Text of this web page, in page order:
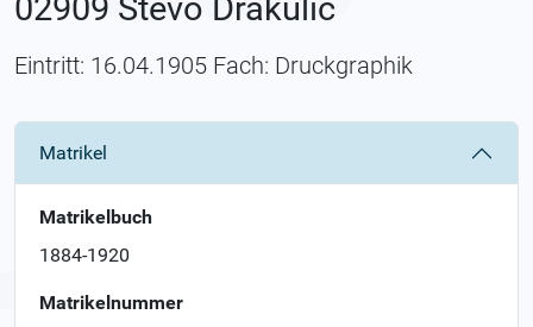
02909 Stevo Drakulic
Eintritt: 16.04.1905 Fach: Druckgraphik
Matrikel
Matrikelbuch
1884-1920
Matrikelnummer